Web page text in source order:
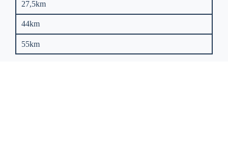
27,5km
44km
55km